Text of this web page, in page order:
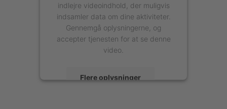
indlejre videoindhold, der muligvis
indsamler data om dine aktiviteter.
Gennemgå oplysningerne, og
accepter tjenesten for at se denne
video.
Flere oplysninger